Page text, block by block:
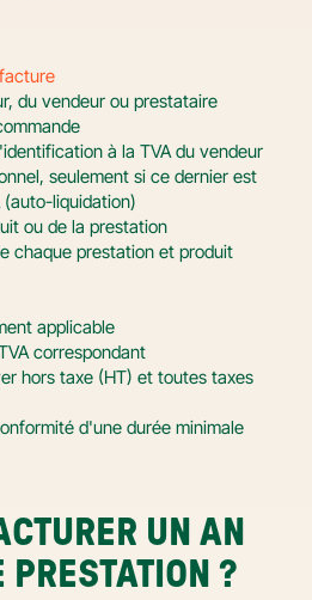
du vendeur ou prestataire
à la TVA du vendeur
seulement si ce dernier est
(auto-liquidation)
ou de la prestation
chaque prestation et produit
applicable
correspondant
hors taxe (HT) et toutes taxes
d'une durée minimale
UN AN
PRESTATION ?